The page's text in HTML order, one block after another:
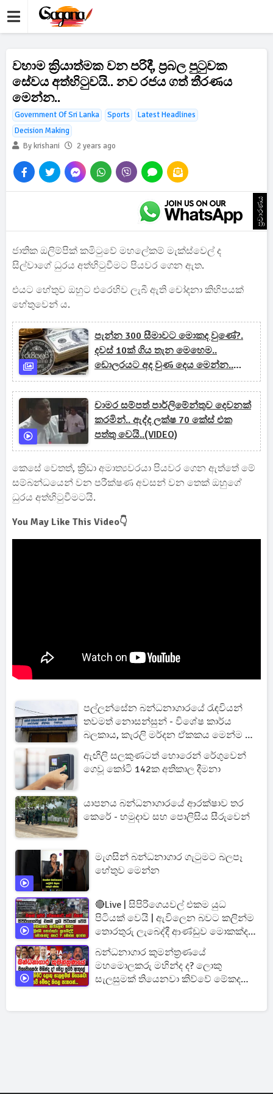
වහාම ක්‍රියාත්මක වන පරිදී, ප්‍රබල පුටුවක
සේවය අත්හිටුවයි.. නව රජය ගත් තීරණය
මෙන්න..
Government Of Sri Lanka Sports
Latest Headlines
Decision Making
By krishani
2 years ago
ප්‍රචාරණය
ජාතික ඔලිම්පික් කමිටුවේ මහලේකම් මැක්ස්වෙල් ද
සිල්වාගේ ධුරය අත්හිටුවීමට පියවර ගෙන ඇත.
එයට හේතුව ඔහුට එරෙහිව ලැබී ඇති චෝදනා කිහිපයක්
හේතුවෙන් ය.
පැන්න 300 සීමාවට මොකද වුණේ?.
දවස් 10ක් ගිය තැන මෙහෙම..
ඩොලරයට අද වුණ දෙය මෙන්න..
(PHOTO)
චාමර සම්පත් පාර්ලිමේන්තුව දෙවනක්
කරමින්.. ඇද්ද ලක්ෂ 70 කේස් එක
පත්තු වෙයි..(VIDEO)
කෙසේ වෙතත්, ක්‍රිඩා අමාත්‍යවරයා පියවර ගෙන ඇත්තේ මේ
සම්බන්ධයෙන් වන පරීක්ෂණ අවසන් වන තෙක් ඔහුගේ
ධුරය අත්හිටුවීමටයි.
You May Like This Video👇
පල්ලන්සේන බන්ධනාගාරයේ රැඳවියන්
තවමත් නොසන්සුන් - විශේෂ කාර්ය
බලකාය, කැරලි මර්දන ඒකකය මෙන්ම ශ්‍රී
ලංකා ගුවන් හමුදාව වහාම පැමිණෙයි
ඇඟිලි සලකුණටත් හොරෙන් රේගුවෙන්
ගෙවූ කෝටි 142ක අතිකාල දීමනා
යාපනය බන්ධනාගාරයේ ආරක්ෂාව තර
කෙරේ - හමුදාව සහ පොලිසිය සීරුවෙන්
මැගසින් බන්ධනාගාර ගැටුමට බලපෑ
හේතුව මෙන්න
🔴Live | සිපිරිගෙයවල් එකම යුධ
පිටියක් වෙයි | ඇවිලෙන බවට කලින්ම
තොරතුරු ලැබෙද්දී ආණ්ඩුව මොකක්ද
කරේ ?
බන්ධනාගාර කුමන්ත්‍රණයේ
මහමොලකරු මහින්ද ද? ලොකු
සැලසුමක් තියෙනවා කිව්වේ මේකද